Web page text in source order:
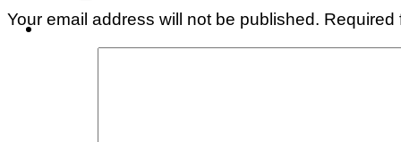
Your email address will not be published.